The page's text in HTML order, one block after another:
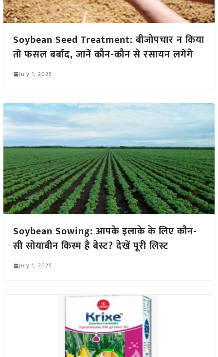
Soybean Seed Treatment: बीजोपचार न किया
तो फसल बर्बाद, जानें कौन-कौन से रसायन लगेंगे
July 1, 2025
Soybean Sowing: आपके इलाके के लिए कौन-
सी सोयाबीन किस्म है बेस्ट? देखें पूरी लिस्ट
July 1, 2025